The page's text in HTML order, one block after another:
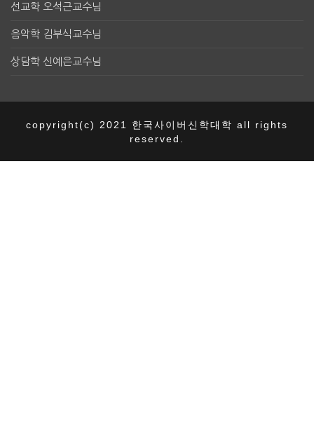
선교학 오석근교수님
음악학 김부식교수님
상담학 신예은교수님
copyright(c) 2021 한국사이버신학대학 all rights
reserved.